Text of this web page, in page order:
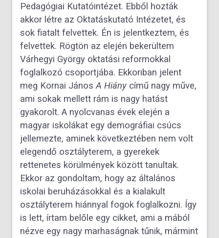
Pedagógiai Kutatóintézet. Ebből hozták
akkor létre az Oktatáskutató Intézetet, és
sok fiatalt felvettek. Én is jelentkeztem, és
felvettek. Rögtön az elején bekerültem
Várhegyi György oktatási reformokkal
foglalkozó csoportjába. Ekkoriban jelent
meg Kornai János A Hiány című nagy műve,
ami sokak mellett rám is nagy hatást
gyakorolt. A nyolcvanas évek elején a
magyar iskolákat egy demográfiai csúcs
jellemezte, aminek következtében nem volt
elegendő osztályterem, a gyerekek
rettenetes körülmények között tanultak.
Ekkor az gondoltam, hogy az általános
iskolai beruházásokkal és a kialakult
osztályterem hiánnyal fogok foglalkozni. Így
is lett, írtam belőle egy cikket, ami a mából
nézve egy nagy marhaságnak tűnik, mármint